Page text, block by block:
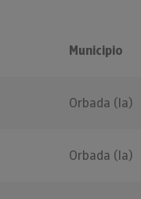
Municipio
Orbada (la)
Orbada (la)